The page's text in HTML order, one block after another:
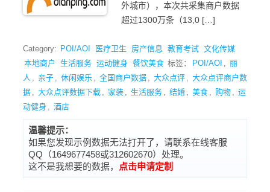
外城市），本次共采集商户数据
超过1300万条（13,0 […]
Category: POI/AOI 医疗卫生 房产信息 教育考试 文化传媒
本地商户
生活服务 运动健身 餐饮美食 标签： POI/AOI , 丽
人 , 亲子 , 休闲娱乐 , 全国商户数据 , 大众点评 , 大众点评商户数
据 , 大众点评数据下载 , 家装 , 生活服务 , 结婚 , 美食 , 购物 , 运
动健身 , 酒店
温馨提示：
如果您发现示例数据无法打开了，请联系在线客服
QQ（1649677458或312602670）处理。
这不是我想要的数据，
点击申请定制